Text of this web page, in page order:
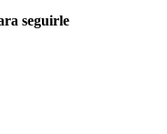
seguirle